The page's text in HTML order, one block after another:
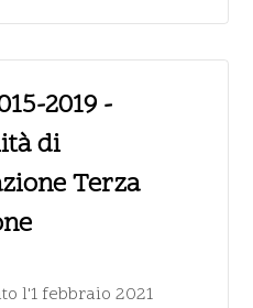
2019 -
di
Terza
l'1 febbraio 2021